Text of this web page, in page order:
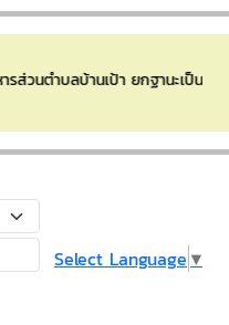
วนตำบลบ้านเป้า ยกฐานะเป็น
Select Language ▼